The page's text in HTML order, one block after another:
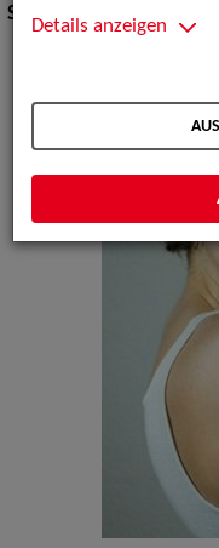
Schuhgröße:
41
Details anzeigen